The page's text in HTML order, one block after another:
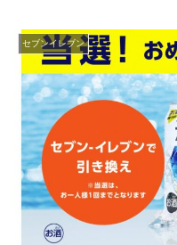
セブンイレブン